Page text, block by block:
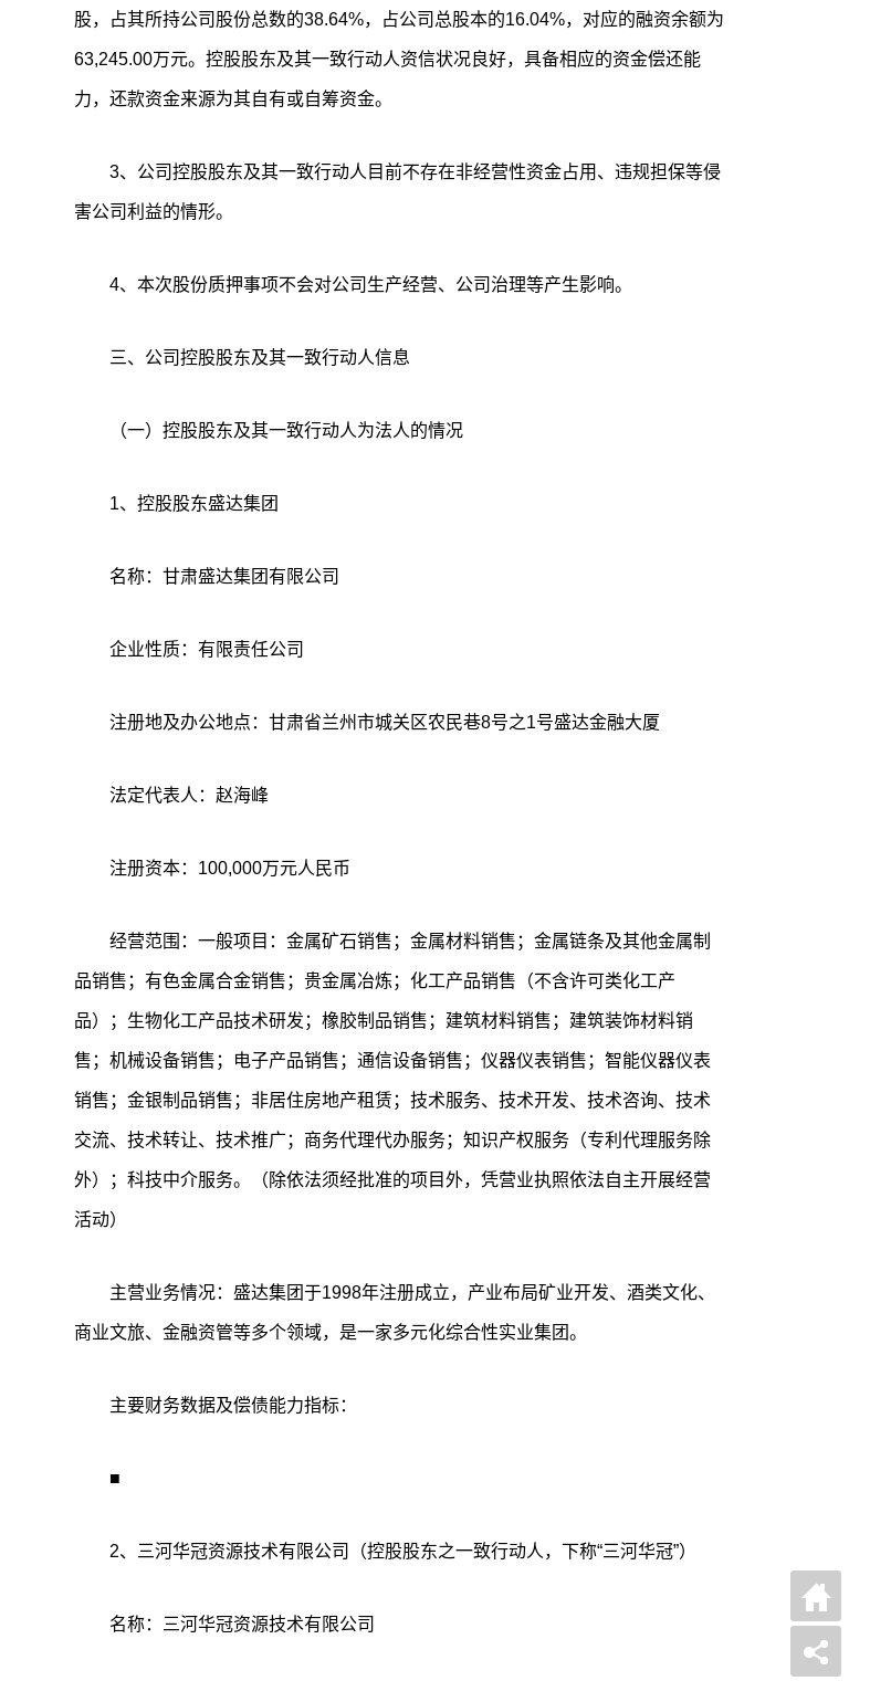
股，占其所持公司股份总数的38.64%，占公司总股本的16.04%，对应的融资余额为
63,245.00万元。控股股东及其一致行动人资信状况良好，具备相应的资金偿还能
力，还款资金来源为其自有或自筹资金。
3、公司控股股东及其一致行动人目前不存在非经营性资金占用、违规担保等侵
害公司利益的情形。
4、本次股份质押事项不会对公司生产经营、公司治理等产生影响。
三、公司控股股东及其一致行动人信息
（一）控股股东及其一致行动人为法人的情况
1、控股股东盛达集团
名称：甘肃盛达集团有限公司
企业性质：有限责任公司
注册地及办公地点：甘肃省兰州市城关区农民巷8号之1号盛达金融大厦
法定代表人：赵海峰
注册资本：100,000万元人民币
经营范围：一般项目：金属矿石销售；金属材料销售；金属链条及其他金属制
品销售；有色金属合金销售；贵金属冶炼；化工产品销售（不含许可类化工产
品）；生物化工产品技术研发；橡胶制品销售；建筑材料销售；建筑装饰材料销
售；机械设备销售；电子产品销售；通信设备销售；仪器仪表销售；智能仪器仪表
销售；金银制品销售；非居住房地产租赁；技术服务、技术开发、技术咨询、技术
交流、技术转让、技术推广；商务代理代办服务；知识产权服务（专利代理服务除
外）；科技中介服务。（除依法须经批准的项目外，凭营业执照依法自主开展经营
活动）
主营业务情况：盛达集团于1998年注册成立，产业布局矿业开发、酒类文化、
商业文旅、金融资管等多个领域，是一家多元化综合性实业集团。
主要财务数据及偿债能力指标：
■
2、三河华冠资源技术有限公司（控股股东之一致行动人，下称“三河华冠”）
名称：三河华冠资源技术有限公司